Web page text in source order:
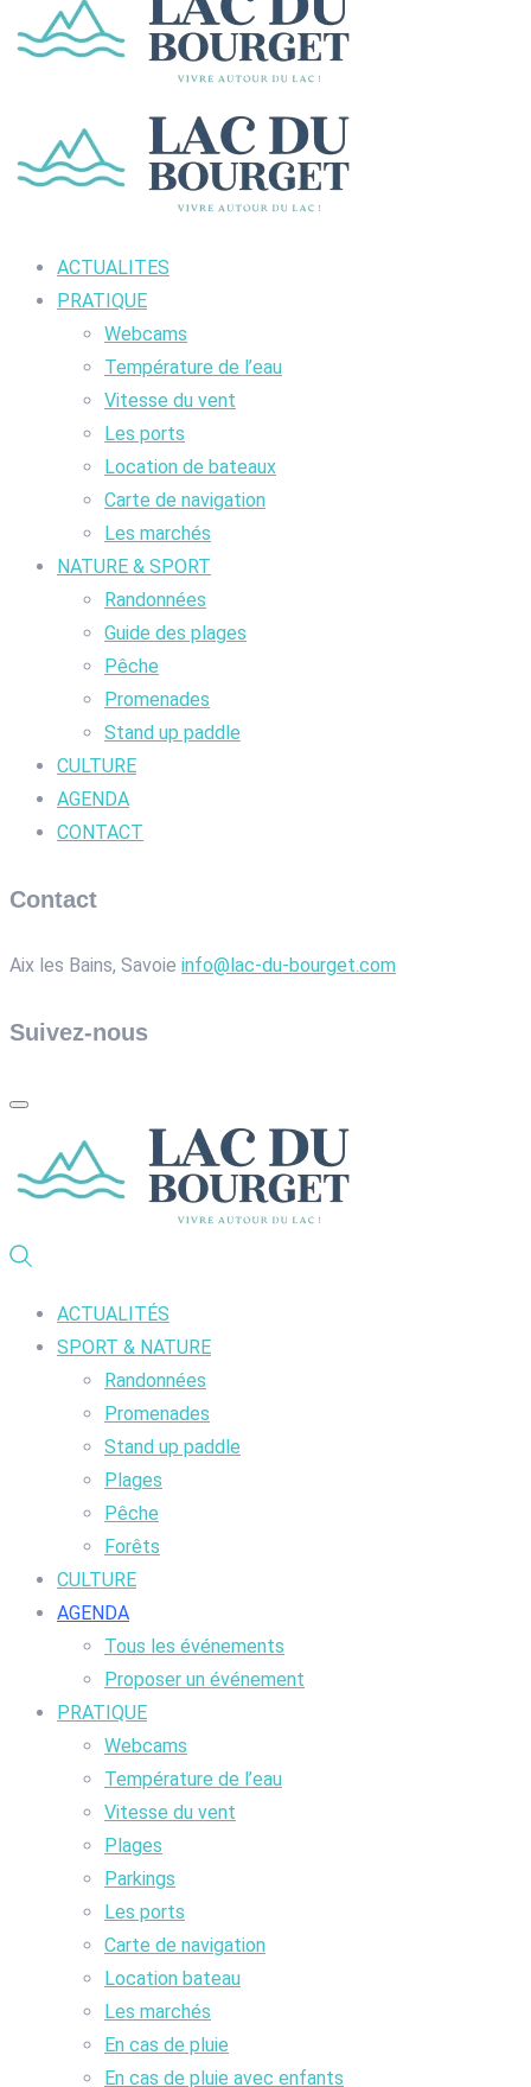
ACTUALITES
PRATIQUE
Webcams
Température de l’eau
Vitesse du vent
Les ports
Location de bateaux
Carte de navigation
Les marchés
NATURE & SPORT
Randonnées
Guide des plages
Pêche
Promenades
Stand up paddle
CULTURE
AGENDA
CONTACT
Contact
Aix les Bains, Savoie info@lac-du-bourget.com
Suivez-nous
ACTUALITÉS
SPORT & NATURE
Randonnées
Promenades
Stand up paddle
Plages
Pêche
Forêts
CULTURE
AGENDA
Tous les événements
Proposer un événement
PRATIQUE
Webcams
Température de l’eau
Vitesse du vent
Plages
Parkings
Les ports
Carte de navigation
Location bateau
Les marchés
En cas de pluie
En cas de pluie avec enfants